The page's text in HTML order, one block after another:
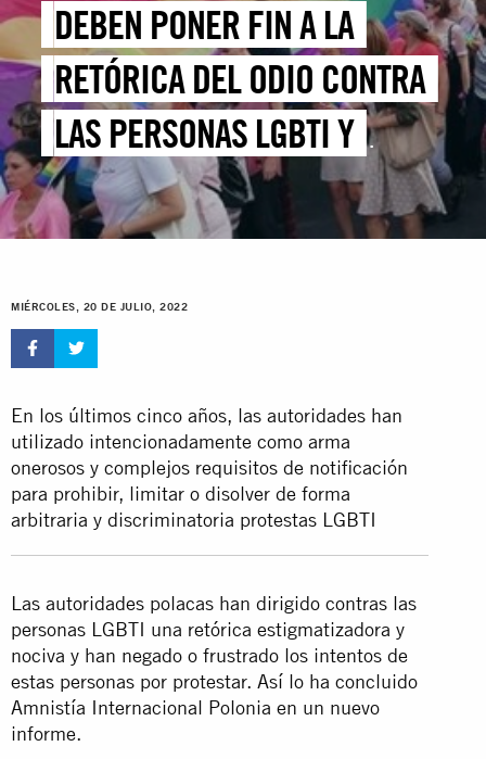
DEBEN PONER FIN A LA
RETÓRICA DEL ODIO CONTRA
LAS PERSONAS LGBTI Y
ACTUAR PARA PROTEGERLAS
FRENTE A LA VIOLENCIA Y LA
DISCRIMINACIÓN
MIÉRCOLES, 20 DE JULIO, 2022
En los últimos cinco años, las autoridades han
utilizado intencionadamente como arma
onerosos y complejos requisitos de notificación
para prohibir, limitar o disolver de forma
arbitraria y discriminatoria protestas LGBTI
Las autoridades polacas han dirigido contras las
personas LGBTI una retórica estigmatizadora y
nociva y han negado o frustrado los intentos de
estas personas por protestar. Así lo ha concluido
Amnistía Internacional Polonia en un nuevo
informe.